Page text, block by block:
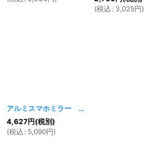
(税込 : 3,025円)
アルミスマホミラー シルバー
4,627円(税別)
(税込 : 5,090円)